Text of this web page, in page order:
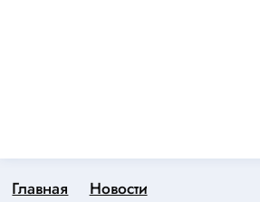
Главная
Новости